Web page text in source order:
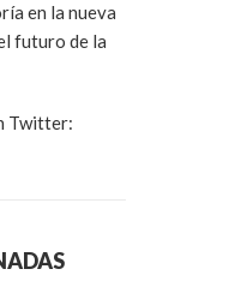
en la nueva
futuro de la
Twitter: